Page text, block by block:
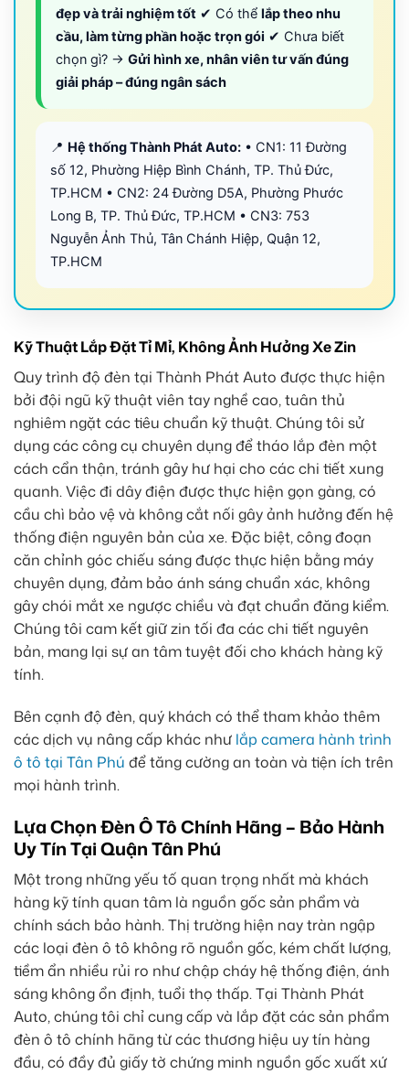
đẹp và trải nghiệm tốt ✔ Có thể lắp theo nhu
cầu, làm từng phần hoặc trọn gói ✔ Chưa biết
chọn gì? → Gửi hình xe, nhân viên tư vấn đúng
giải pháp – đúng ngân sách
📍 Hệ thống Thành Phát Auto: • CN1: 11 Đường
số 12, Phường Hiệp Bình Chánh, TP. Thủ Đức,
TP.HCM • CN2: 24 Đường D5A, Phường Phước
Long B, TP. Thủ Đức, TP.HCM • CN3: 753
Nguyễn Ảnh Thủ, Tân Chánh Hiệp, Quận 12,
TP.HCM
Kỹ Thuật Lắp Đặt Tỉ Mỉ, Không Ảnh Hưởng Xe Zin
Quy trình độ đèn tại Thành Phát Auto được thực hiện
bởi đội ngũ kỹ thuật viên tay nghề cao, tuân thủ
nghiêm ngặt các tiêu chuẩn kỹ thuật. Chúng tôi sử
dụng các công cụ chuyên dụng để tháo lắp đèn một
cách cẩn thận, tránh gây hư hại cho các chi tiết xung
quanh. Việc đi dây điện được thực hiện gọn gàng, có
cầu chì bảo vệ và không cắt nối gây ảnh hưởng đến hệ
thống điện nguyên bản của xe. Đặc biệt, công đoạn
căn chỉnh góc chiếu sáng được thực hiện bằng máy
chuyên dụng, đảm bảo ánh sáng chuẩn xác, không
gây chói mắt xe ngược chiều và đạt chuẩn đăng kiểm.
Chúng tôi cam kết giữ zin tối đa các chi tiết nguyên
bản, mang lại sự an tâm tuyệt đối cho khách hàng kỹ
tính.
Bên cạnh độ đèn, quý khách có thể tham khảo thêm
các dịch vụ nâng cấp khác như lắp camera hành trình
ô tô tại Tân Phú để tăng cường an toàn và tiện ích trên
mọi hành trình.
Lựa Chọn Đèn Ô Tô Chính Hãng – Bảo Hành
Uy Tín Tại Quận Tân Phú
Một trong những yếu tố quan trọng nhất mà khách
hàng kỹ tính quan tâm là nguồn gốc sản phẩm và
chính sách bảo hành. Thị trường hiện nay tràn ngập
các loại đèn ô tô không rõ nguồn gốc, kém chất lượng,
tiềm ẩn nhiều rủi ro như chập cháy hệ thống điện, ánh
sáng không ổn định, tuổi thọ thấp. Tại Thành Phát
Auto, chúng tôi chỉ cung cấp và lắp đặt các sản phẩm
đèn ô tô chính hãng từ các thương hiệu uy tín hàng
đầu, có đầy đủ giấy tờ chứng minh nguồn gốc xuất xứ